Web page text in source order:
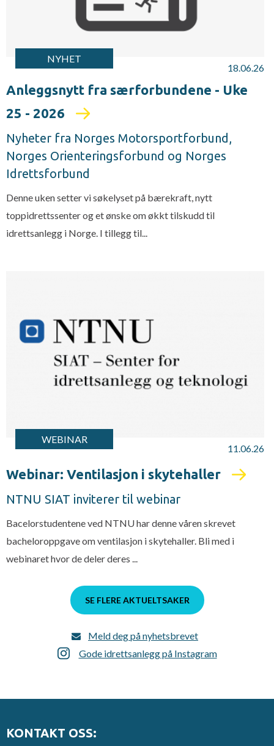
NYHET
18.06.26
Anleggsnytt fra særforbundene - Uke
25 - 2026
Nyheter fra Norges Motorsportforbund,
Norges Orienteringsforbund og Norges
Idrettsforbund
Denne uken setter vi søkelyset på bærekraft, nytt
toppidrettssenter og et ønske om økkt tilskudd til
idrettsanlegg i Norge. I tillegg til...
WEBINAR
11.06.26
Webinar: Ventilasjon i skytehaller
NTNU SIAT inviterer til webinar
Bacelorstudentene ved NTNU har denne våren skrevet
bacheloroppgave om ventilasjon i skytehaller. Bli med i
webinaret hvor de deler deres ...
SE FLERE AKTUELTSAKER
Meld deg på nyhetsbrevet
Gode idrettsanlegg på Instagram
KONTAKT OSS: